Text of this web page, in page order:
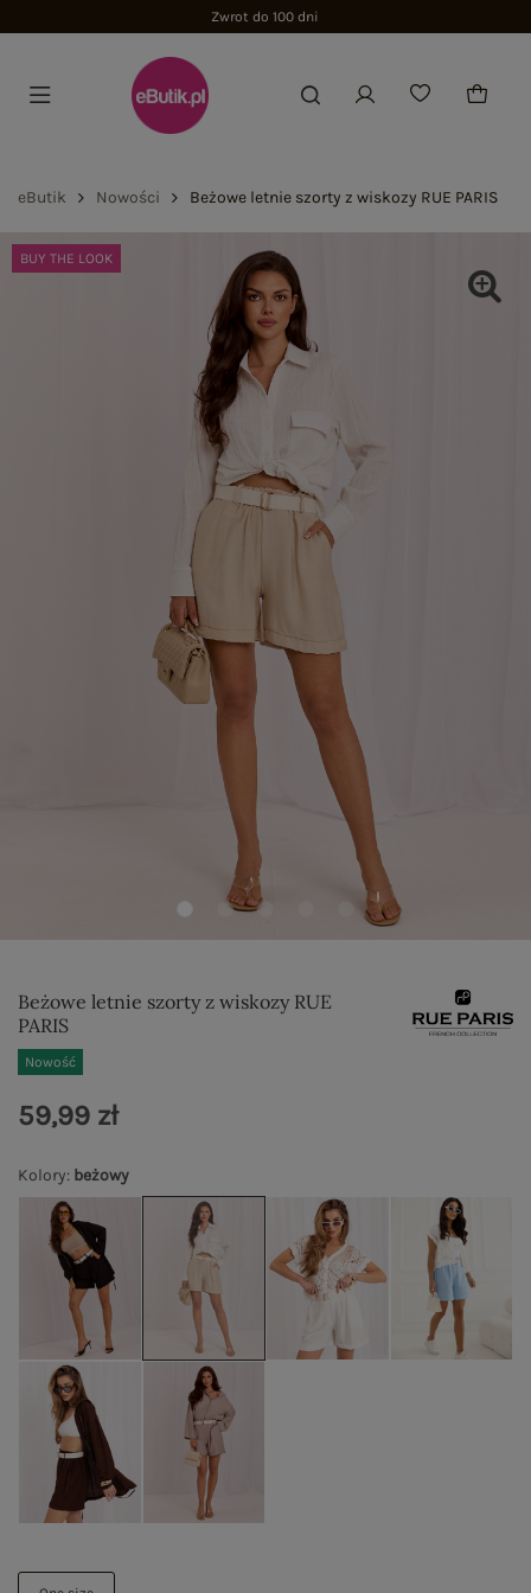
Zwrot do 100 dni
eButik Nowości Beżowe letnie szorty z wiskozy RUE PARIS
BUY THE LOOK
Beżowe letnie szorty z wiskozy RUE
PARIS
Nowość
Kolory: beżowy
59,99 zł